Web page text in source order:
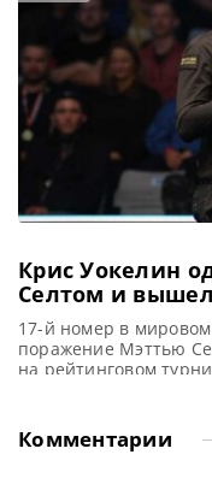
и главного приза в
Крис Уокелин
Селтом и
Эдинбурге
17-й номер в
поражение Мэттью
на рейтинговом
сегодняшнем матче
6-4 на турнире
Комментарии